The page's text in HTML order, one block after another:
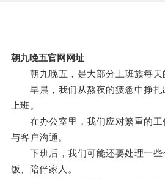
朝九晚五官网网址
朝九晚五，是大部分上班族每天
早晨，我们从熬夜的疲惫中挣扎
上班。
在办公室里，我们应对繁重的工
与客户沟通。
下班后，我们可能还要处理一些
饭、陪伴家人。